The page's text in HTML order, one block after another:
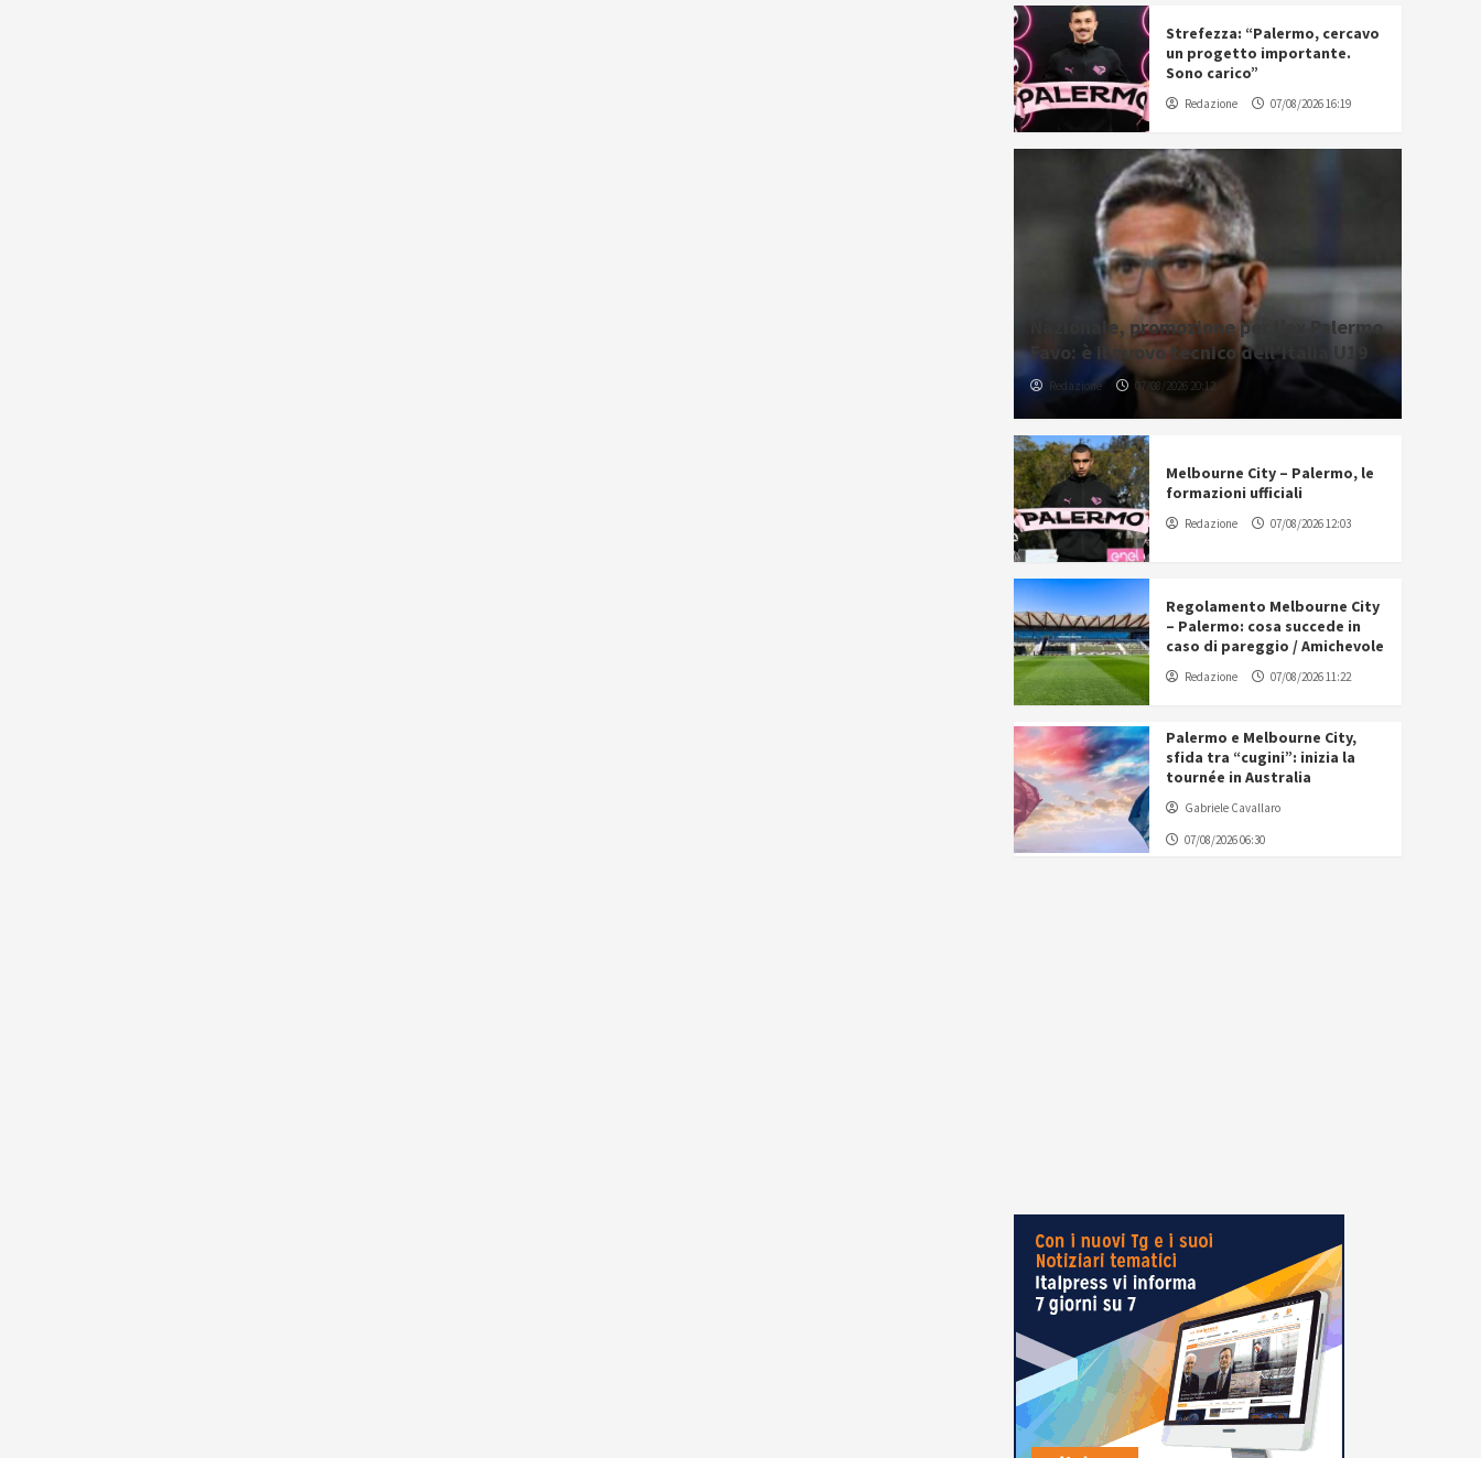
Strefezza: “Palermo, cercavo
un progetto importante.
Sono carico”
Redazione 07/08/2026 16:19
Nazionale, promozione per l’ex Palermo
Favo: è il nuovo tecnico dell’Italia U19
Redazione 07/08/2026 20:12
Melbourne City – Palermo, le
formazioni ufficiali
Redazione 07/08/2026 12:03
Regolamento Melbourne City
– Palermo: cosa succede in
caso di pareggio / Amichevole
Redazione 07/08/2026 11:22
Palermo e Melbourne City,
sfida tra “cugini”: inizia la
tournée in Australia
Gabriele Cavallaro
07/08/2026 06:30